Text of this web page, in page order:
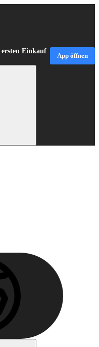
Einkauf
App öffnen